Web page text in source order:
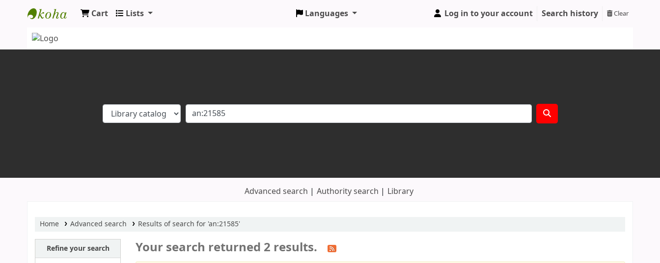
Koha online
Cart Lists Languages Log in to your account Search history Clear
Advanced search Authority search Library
Home Advanced search Results of search for 'an:21585'
Refine your search Your search returned 2 results.